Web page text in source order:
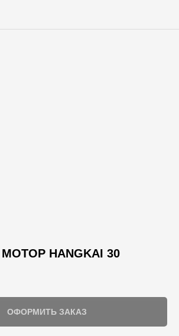
HANGKAI 30
ОФОРМИТЬ ЗАКАЗ